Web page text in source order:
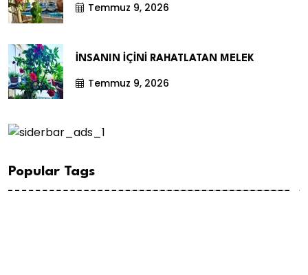
Temmuz 9, 2026
İNSANIN İÇİNİ RAHATLATAN MELEK
Temmuz 9, 2026
Popular Tags